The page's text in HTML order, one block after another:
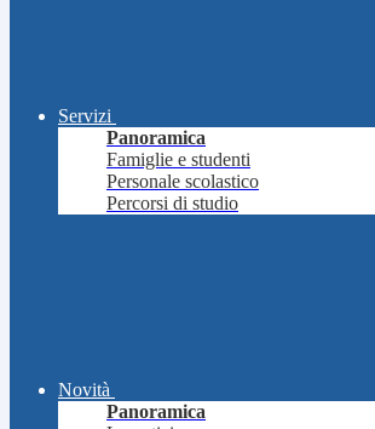
Servizi
Panoramica
Famiglie e studenti
Personale scolastico
Percorsi di studio
Novità
Panoramica